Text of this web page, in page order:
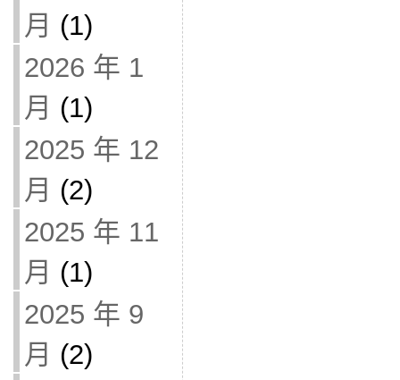
月 (1)
2026 年 1
月 (1)
2025 年 12
月 (2)
2025 年 11
月 (1)
2025 年 9
月 (2)